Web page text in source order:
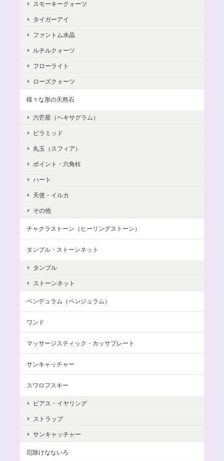
スモーキークォーツ
タイガーアイ
ファントム水晶
ルチルクォーツ
フローライト
ローズクォーツ
様々な形の天然石
六芒星（ヘキサグラム）
ピラミッド
丸玉（スフィア）
ポイント・六角柱
ハート
天使・イルカ
その他
チャクラストーン（ヒーリングストーン）
タンブル・ストーンネット
タンブル
ストーンネット
ペンデュラム（ペンジュラム）
ワンド
マッサージスティック・カッサプレート
サンキャッチャー
スワロフスキー
ピアス・イヤリング
ストラップ
サンキャッチャー
厄除けなないろ